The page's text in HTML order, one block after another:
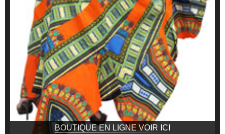
BOUTIQUE EN LIGNE VOIR ICI